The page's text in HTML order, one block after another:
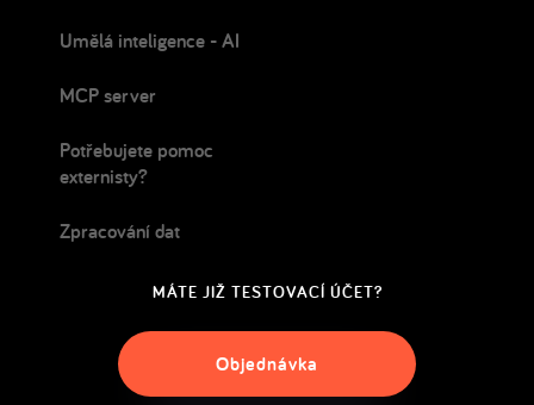
Umělá inteligence - AI
MCP server
Potřebujete pomoc
externisty?
Zpracování dat
MÁTE JIŽ TESTOVACÍ ÚČET?
Objednávka